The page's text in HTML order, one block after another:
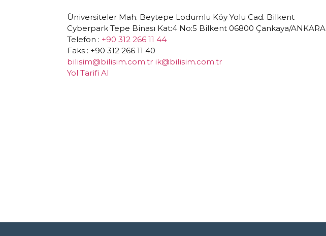
Üniversiteler Mah. Beytepe Lodumlu Köy Yolu Cad. Bilkent
Cyberpark Tepe Binası Kat:4 No:5 Bilkent 06800 Çankaya/ANKARA
Telefon : +90 312 266 11 44
Faks : +90 312 266 11 40
bilisim@bilisim.com.tr ik@bilisim.com.tr
Yol Tarifi Al